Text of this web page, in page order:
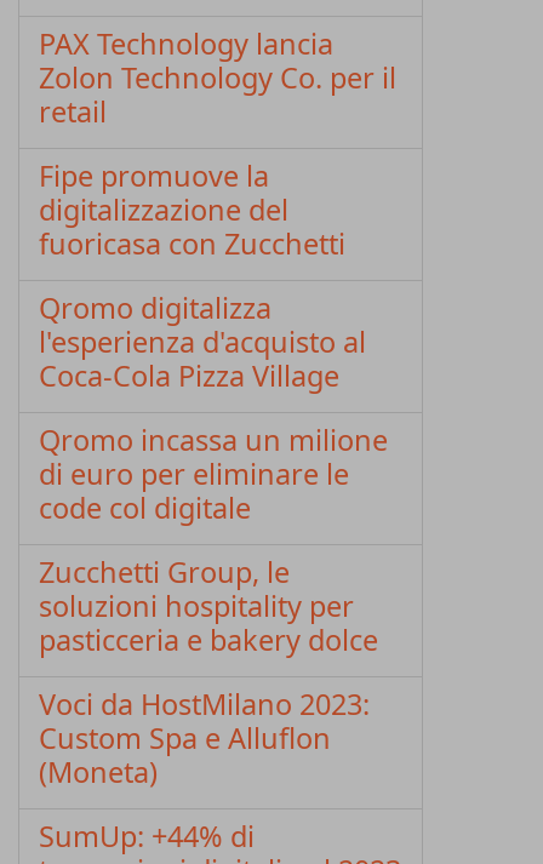
PAX Technology lancia
Zolon Technology Co. per il
retail
Fipe promuove la
digitalizzazione del
fuoricasa con Zucchetti
Qromo digitalizza
l'esperienza d'acquisto al
Coca-Cola Pizza Village
Qromo incassa un milione
di euro per eliminare le
code col digitale
Zucchetti Group, le
soluzioni hospitality per
pasticceria e bakery dolce
Voci da HostMilano 2023:
Custom Spa e Alluflon
(Moneta)
SumUp: +44% di